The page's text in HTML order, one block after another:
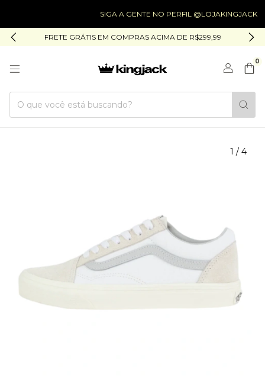
SIGA A GENTE NO PERFIL @LOJAKINGJACK
FRETE GRÁTIS EM COMPRAS ACIMA DE R$299,99
0
1 / 4